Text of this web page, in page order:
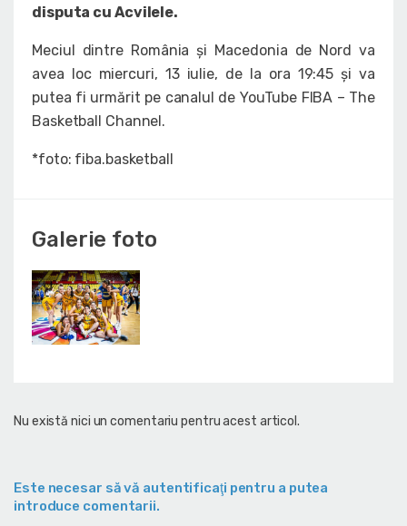
disputa cu Acvilele.
Meciul dintre România și Macedonia de Nord va
avea loc miercuri, 13 iulie, de la ora 19:45 și va
putea fi urmărit pe canalul de YouTube FIBA – The
Basketball Channel.
*foto: fiba.basketball
Galerie foto
Nu există nici un comentariu pentru acest articol.
Este necesar să vă autentificaţi pentru a putea
introduce comentarii.